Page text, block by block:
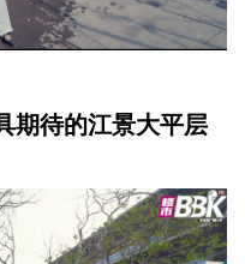
期待的江景大平层